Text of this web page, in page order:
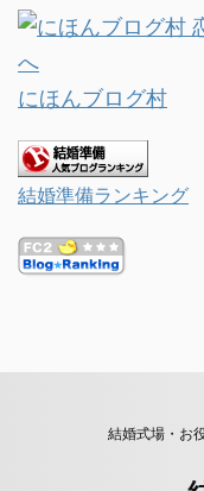
にほんブログ村
結婚準備ランキング
結婚式場・お